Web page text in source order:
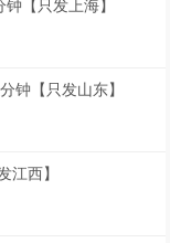
钟【只发山东】
江西】